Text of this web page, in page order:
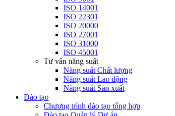
ISO 14001
ISO 22301
ISO 20000
ISO 27001
ISO 31000
ISO 45001
Tư vấn năng suất
Năng suất Chất lượng
Năng suất Lao động
Năng suất Sản xuất
Đào tạo
Chương trình đào tạo tổng hợp